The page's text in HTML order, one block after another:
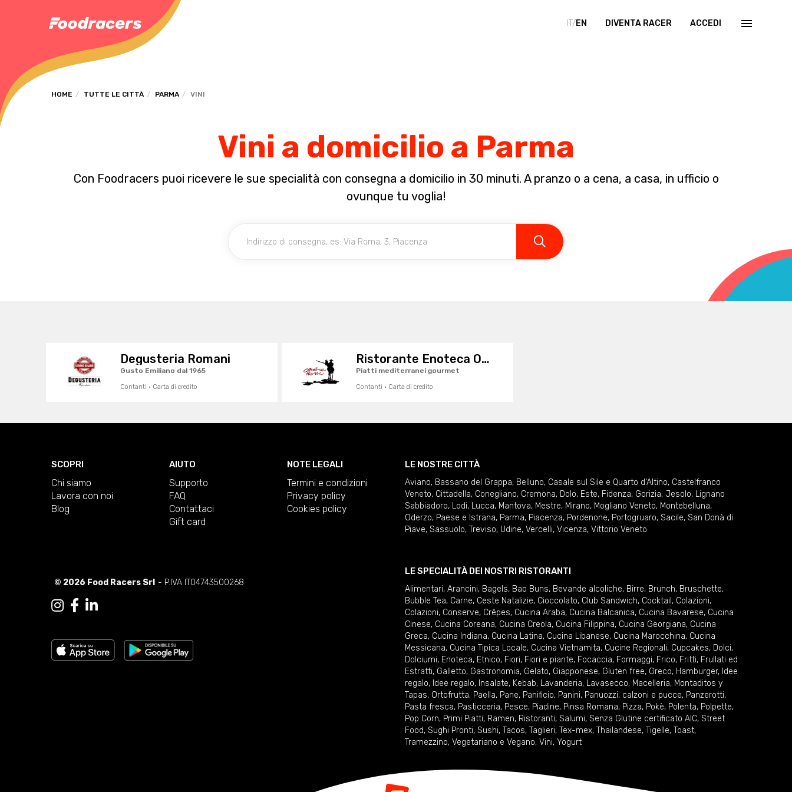
IT/EN DIVENTA RACER ACCEDI
HOME TUTTE LE CITTÀ PARMA VINI
Vini a domicilio a Parma
Con Foodracers puoi ricevere le sue specialità con consegna a domicilio in 30 minuti. A pranzo o a cena, a casa, in ufficio o
ovunque tu voglia!
Degusteria Romani
Gusto Emiliano dal 1965
Contanti · Carta di credito
Ristorante Enoteca Ombre Rosse
Piatti mediterranei gourmet
Contanti · Carta di credito
SCOPRI
Chi siamo
Lavora con noi
Blog
AIUTO
Supporto
FAQ
Contattaci
Gift card
NOTE LEGALI
Termini e condizioni
Privacy policy
Cookies policy
© 2026 Food Racers Srl - P.IVA IT04743500268
LE NOSTRE CITTÀ
Aviano, Bassano del Grappa, Belluno, Casale sul Sile e Quarto d'Altino, Castelfranco
Veneto, Cittadella, Conegliano, Cremona, Dolo, Este, Fidenza, Gorizia, Jesolo, Lignano
Sabbiadoro, Lodi, Lucca, Mantova, Mestre, Mirano, Mogliano Veneto, Montebelluna,
Oderzo, Paese e Istrana, Parma, Piacenza, Pordenone, Portogruaro, Sacile, San Donà di
Piave, Sassuolo, Treviso, Udine, Vercelli, Vicenza, Vittorio Veneto
LE SPECIALITÀ DEI NOSTRI RISTORANTI
Alimentari, Arancini, Bagels, Bao Buns, Bevande alcoliche, Birre, Brunch, Bruschette,
Bubble Tea, Carne, Ceste Natalizie, Cioccolato, Club Sandwich, Cocktail , Colazioni,
Colazioni, Conserve, Crêpes, Cucina Araba, Cucina Balcanica, Cucina Bavarese, Cucina
Cinese, Cucina Coreana, Cucina Creola, Cucina Filippina, Cucina Georgiana, Cucina
Greca, Cucina Indiana, Cucina Latina, Cucina Libanese, Cucina Marocchina, Cucina
Messicana, Cucina Tipica Locale, Cucina Vietnamita, Cucine Regionali, Cupcakes, Dolci,
Dolciumi, Enoteca, Etnico, Fiori, Fiori e piante, Focaccia, Formaggi, Frico, Fritti, Frullati ed
Estratti, Galletto, Gastronomia, Gelato, Giapponese, Gluten free, Greco, Hamburger, Idee
regalo, Idee regalo, Insalate, Kebab, Lavanderia, Lavasecco, Macelleria, Montaditos y
Tapas, Ortofrutta, Paella, Pane, Panificio, Panini, Panuozzi, calzoni e pucce, Panzerotti,
Pasta fresca, Pasticceria, Pesce, Piadine, Pinsa Romana, Pizza, Pokè, Polenta, Polpette,
Pop Corn, Primi Piatti, Ramen, Ristoranti, Salumi, Senza Glutine certificato AIC, Street
Food, Sughi Pronti, Sushi, Tacos, Taglieri, Tex-mex, Thailandese, Tigelle, Toast,
Tramezzino, Vegetariano e Vegano, Vini, Yogurt